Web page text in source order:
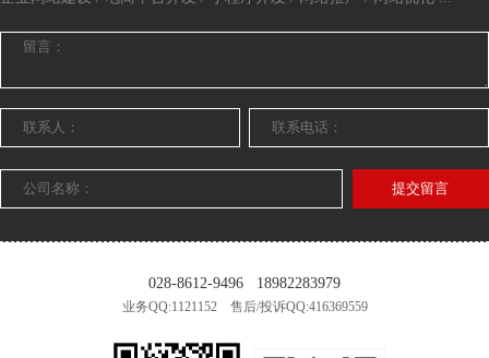
提交留言
028-8612-9496 18982283979
业务QQ:1121152 售后/投诉QQ:416369559